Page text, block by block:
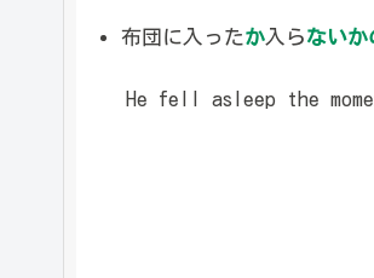
布団に入ったか入らないか
He fell asleep the